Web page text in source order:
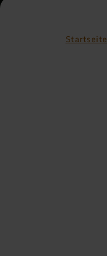
Startseite